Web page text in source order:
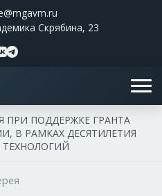
Скрябина, 23
ПРИ ПОДДЕРЖКЕ ГРАНТА
В РАМКАХ ДЕСЯТИЛЕТИЯ